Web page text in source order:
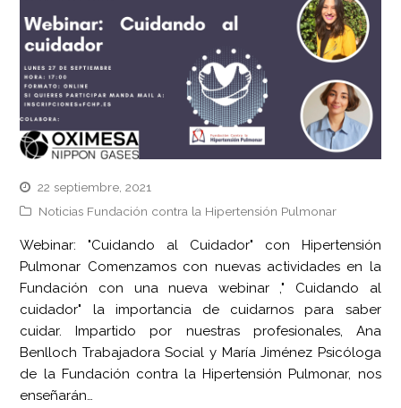
22 septiembre, 2021
Noticias Fundación contra la Hipertensión Pulmonar
Webinar: "Cuidando al Cuidador" con Hipertensión
Pulmonar Comenzamos con nuevas actividades en la
Fundación con una nueva webinar ," Cuidando al
cuidador" la importancia de cuidarnos para saber
cuidar. Impartido por nuestras profesionales, Ana
Benlloch Trabajadora Social y María Jiménez Psicóloga
de la Fundación contra la Hipertensión Pulmonar, nos
enseñarán…